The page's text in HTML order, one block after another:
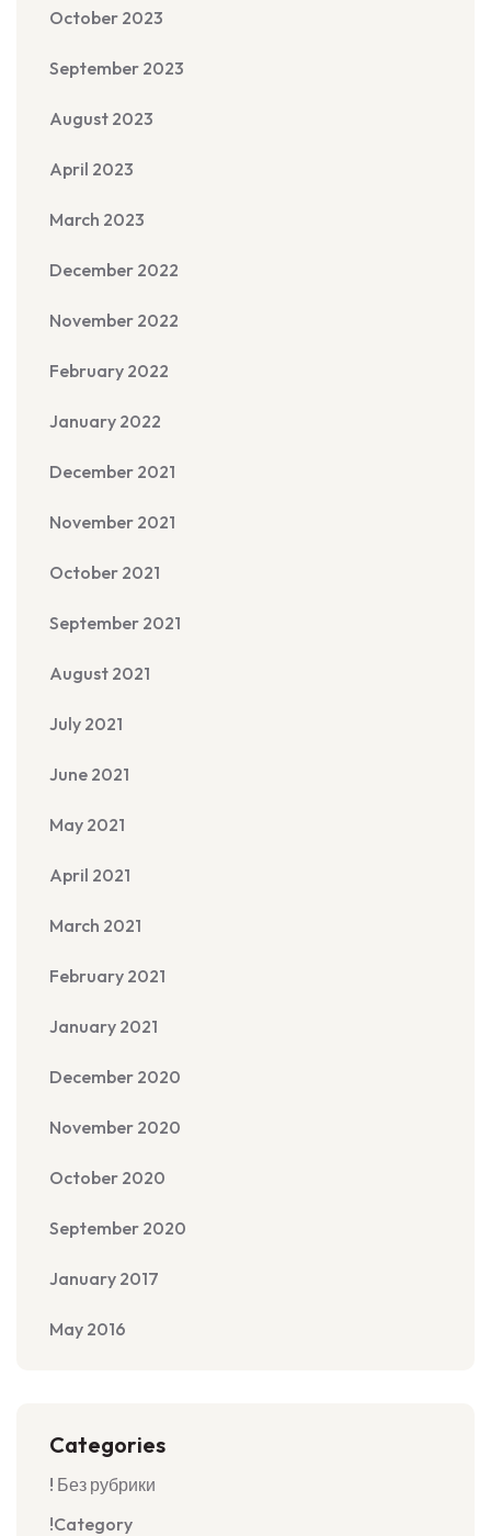
October 2023
September 2023
August 2023
April 2023
March 2023
December 2022
November 2022
February 2022
January 2022
December 2021
November 2021
October 2021
September 2021
August 2021
July 2021
June 2021
May 2021
April 2021
March 2021
February 2021
January 2021
December 2020
November 2020
October 2020
September 2020
January 2017
May 2016
Categories
! Без рубрики
!Category